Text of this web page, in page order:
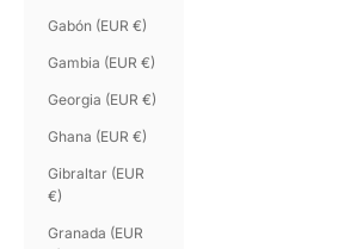
Gabón (EUR €)
Gambia (EUR €)
Georgia (EUR €)
Ghana (EUR €)
Gibraltar (EUR
€)
Granada (EUR